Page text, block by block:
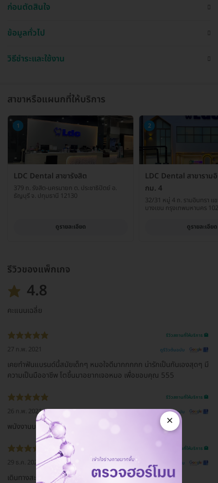
ก่อนตัดสินใจ
ข้อมูลทั่วไป
วิธีชำระและใช้งาน
สาขาหรือแผนกที่ให้บริการ
1
LDC Dental สาขารังสิต
379 ถ. รังสิต-นครนายก ต. ประชาธิปัตย์ อ.
ธัญบุรี จ. ปทุมธานี 12130
ดูรายละเอียด
2
LDC Dental สาขาราม
กม. 4
32/31 หมู่ 4 ถ. รามอินทรา แ
บางเขน กรุงเทพมหานคร
ดูรายละเอียด
รีวิวของแพ็กเกจ
4.8
คะแนนเฉลี่ย
รีวิวสถานที่ให้บริการ 🏥
27 ก.พ. 2021 ดูรีวิวต้นฉบับ
เคยทำฟันแบรนด์นี้สมัยเด็กๆ หมอใจดีมากกกกก น่ารักเป็นกันเองสุดๆ มี
ความเป็นมืออาชีพ โตขึ้นมาอยากเจอหมอ เพื่อขอบคุณ 555
รีวิวสถานที่ให้บริการ 🏥
26 ก.พ. 2021 ดูรีวิวต้นฉบับ
พนังงานบริการดี คุณหมอพูดเพราะ
รีวิวสถานที่ให้บริการ 🏥
29 ธ.ค. 2020 ดูรีวิวต้นฉบับ
เดินทางสะดวก มีที่จอดรถ
×